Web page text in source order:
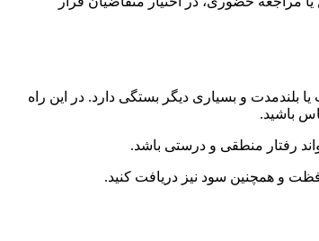
و بسیاری دیگر بستگی دارد. در این راه
رفتار منطقی و درستی باشد.
و همچنین سود نیز دریافت کنید.